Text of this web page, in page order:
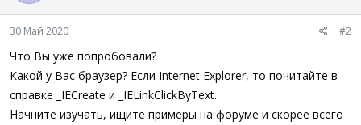
30 Май 2020 #2
Что Вы уже попробовали?
Какой у Вас браузер? Если Internet Explorer, то почитайте в
справке _IECreate и _IELinkClickByText.
Начните изучать, ищите примеры на форуме и скорее всего